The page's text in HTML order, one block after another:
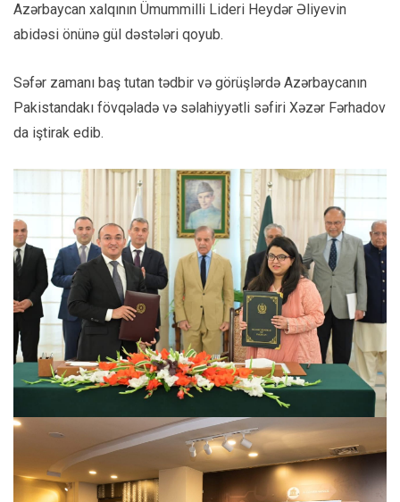
Azərbaycan xalqının Ümummilli Lideri Heydər Əliyevin
abidəsi önünə gül dəstələri qoyub.
Səfər zamanı baş tutan tədbir və görüşlərdə Azərbaycanın
Pakistandakı fövqəladə və səlahiyyətli səfiri Xəzər Fərhadov
da iştirak edib.